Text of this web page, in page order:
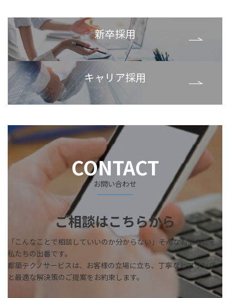
カ
ム
リ
ク
新卒採用
ラ
ム
リ
キャリア採用
CONTACT
お問い合わせ
ご相談はこちらから
「こんなことで相談していいのか分からない」――そんなお悩みこそ
私たちの出番です。
都築テクノサービスは、お客様の立場に立ち、丁寧なヒアリング
と最適な解決策のご提案をお約束します。